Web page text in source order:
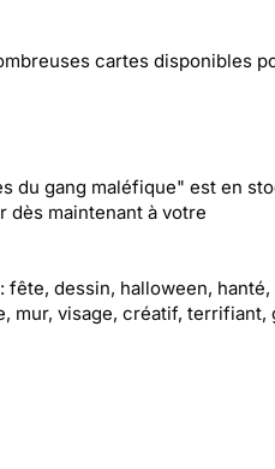
cartes disponibles
du gang maléfique" est en
dès maintenant à votre
dessin, halloween, hanté,
mur, visage, créatif, terrifiant,